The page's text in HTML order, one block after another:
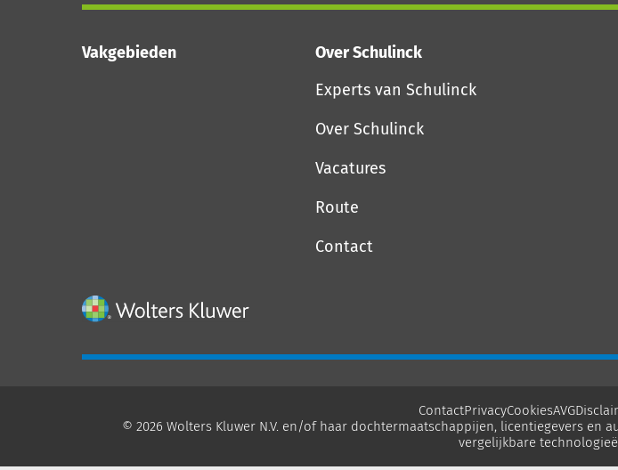
Vakgebieden
Over Schulinck
Experts van Schulinck
Over Schulinck
Vacatures
Route
Contact
ContactPrivacyCookiesAVG
© 2026 Wolters Kluwer N.V. en/of haar dochtermaatschappijen, licentiegevers en
vergelijkbare